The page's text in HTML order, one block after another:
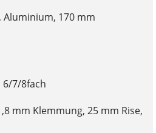
Aluminium, 170 mm
6/7/8fach
mm Klemmung, 25 mm Rise,